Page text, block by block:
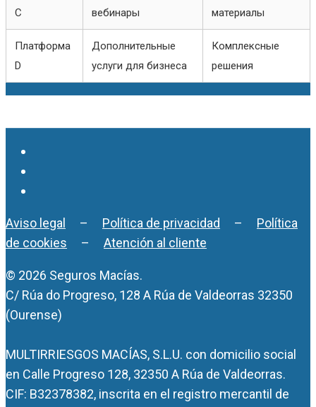
C
вебинары
материалы
Платформа
D
Дополнительные
услуги для бизнеса
Комплексные
решения
Aviso legal – Política de privacidad – Política
de cookies – Atención al cliente
© 2026 Seguros Macías.
C/ Rúa do Progreso, 128 A Rúa de Valdeorras 32350
(Ourense)
MULTIRRIESGOS MACÍAS, S.L.U. con domicilio social
en Calle Progreso 128, 32350 A Rúa de Valdeorras.
CIF: B32378382, inscrita en el registro mercantil de